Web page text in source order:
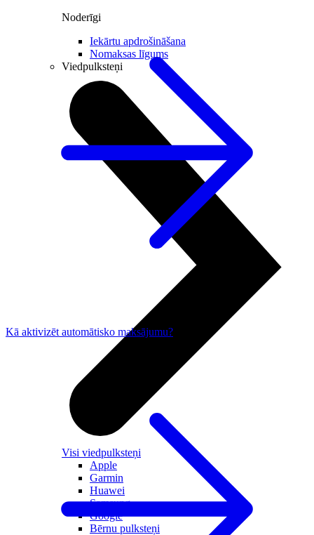
Noderīgi
Iekārtu apdrošināšana
Nomaksas līgums
Viedpulksteņi
Visi viedpulksteņi
Apple
Garmin
Huawei
Samsung
Google
Bērnu pulksteņi
Kā aktivizēt automātisko maksājumu?